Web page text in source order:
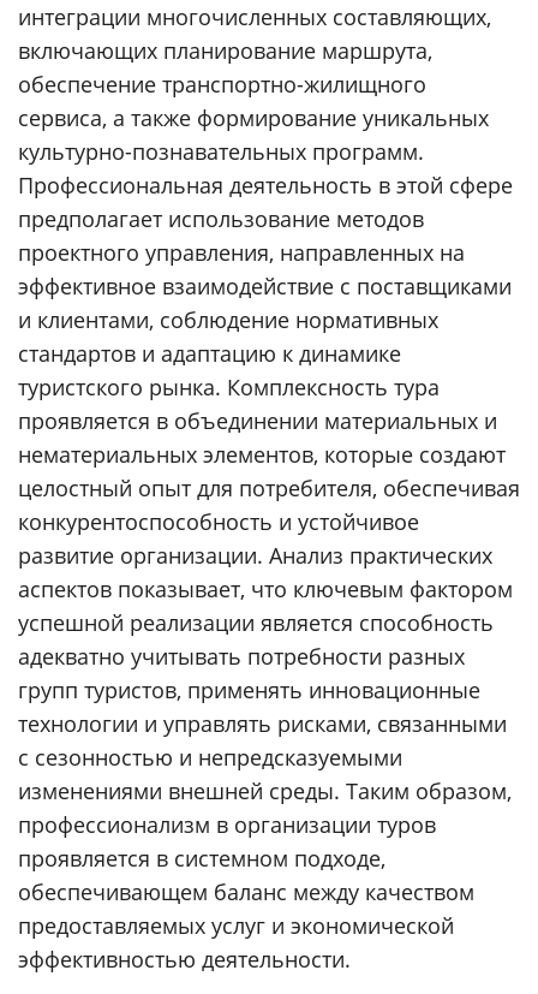
интеграции многочисленных составляющих,
включающих планирование маршрута,
обеспечение транспортно-жилищного
сервиса, а также формирование уникальных
культурно-познавательных программ.
Профессиональная деятельность в этой сфере
предполагает использование методов
проектного управления, направленных на
эффективное взаимодействие с поставщиками
и клиентами, соблюдение нормативных
стандартов и адаптацию к динамике
туристского рынка. Комплексность тура
проявляется в объединении материальных и
нематериальных элементов, которые создают
целостный опыт для потребителя, обеспечивая
конкурентоспособность и устойчивое
развитие организации. Анализ практических
аспектов показывает, что ключевым фактором
успешной реализации является способность
адекватно учитывать потребности разных
групп туристов, применять инновационные
технологии и управлять рисками, связанными
с сезонностью и непредсказуемыми
изменениями внешней среды. Таким образом,
профессионализм в организации туров
проявляется в системном подходе,
обеспечивающем баланс между качеством
предоставляемых услуг и экономической
эффективностью деятельности.